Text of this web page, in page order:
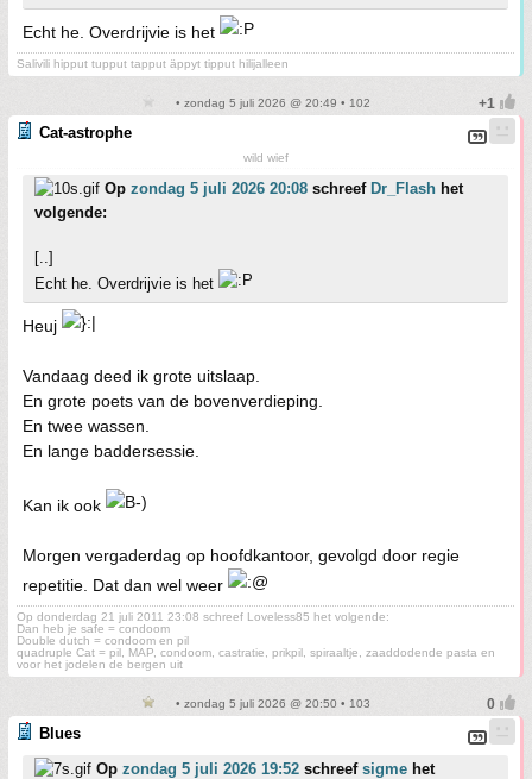
Echt he. Overdrijvie is het
Salivili hipput tupput tapput äppyt tipput hilijalleen
• zondag 5 juli 2026 @ 20:49 • 102
Cat-astrophe
wild wief
Op zondag 5 juli 2026 20:08 schreef Dr_Flash het
volgende:
[..]
Echt he. Overdrijvie is het
Heuj
Vandaag deed ik grote uitslaap.
En grote poets van de bovenverdieping.
En twee wassen.
En lange baddersessie.
Kan ik ook
Morgen vergaderdag op hoofdkantoor, gevolgd door regie
repetitie. Dat dan wel weer
Op donderdag 21 juli 2011 23:08 schreef Loveless85 het volgende:
Dan heb je safe = condoom
Double dutch = condoom en pil
quadruple Cat = pil, MAP, condoom, castratie, prikpil, spiraaltje, zaaddodende pasta en
voor het jodelen de bergen uit
• zondag 5 juli 2026 @ 20:50 • 103
Blues
Op zondag 5 juli 2026 19:52 schreef sigme het